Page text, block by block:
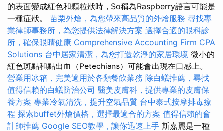
的表面變成紅色和顆粒狀時，So稱為Raspberry語言可能是
一種症狀。 苗栗外燴，為您帶來高品質的外燴服務 尋找專
業律師事務所，為您提供法律解決方案 選擇合適的眼科診
所，確保眼睛健康 Comprehensive Accounting Firm CPA
Solutions 台中居家清潔，為您打造乾淨的家居環境 微小的
紅色斑點和點出血（Petechians）可能會出現在口感上。
營業用冰箱，完美適用於各類餐飲業務 除白蟻推薦，尋找
值得信賴的白蟻防治公司 醫美皮膚科，提供專業的皮膚保
養方案 專業冷氣清洗，提升空氣品質 台中泰式按摩排毒療
程 探索buffet外燴價格，選擇最適合的方案 值得信賴的會
計師推薦 Google SEO教學，讓你迅速上手 斯嘉麗是一種